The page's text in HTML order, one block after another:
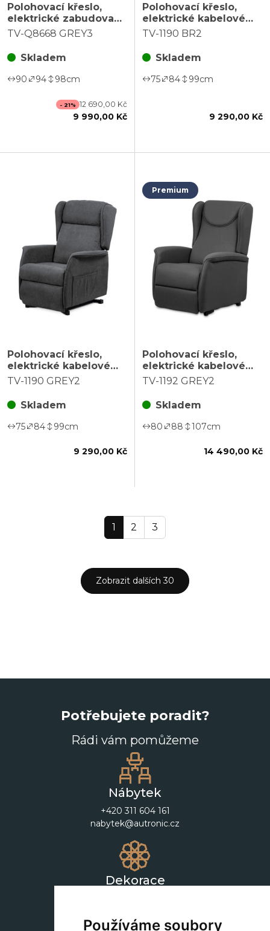
Používáme soubory
Polohovací křeslo,
elektrické zabudované
ovládání, šedá, látka
vintage, TV-Q8668
GREY3
TV-Q8668 GREY3
Skladem
90 94 98cm
- 21% 12 690,00 Kč
9 990,00 Kč
Polohovací křeslo,
elektrické kabelové
ovládání, hnědá, látka,
TV-1190 BR2
Skladem
75 84 99cm
9 290,00 Kč
Polohovací křeslo,
elektrické kabelové
ovládání, šedá, látka,
TV-1190 GREY2
Skladem
75 84 99cm
9 290,00 Kč
Premium
Polohovací křeslo,
elektrické kabelové
ovládání, šedá, látka,
TV-1192 GREY2
Skladem
80 88 107cm
14 490,00 Kč
1 2 3
Zobrazit dalších 30
Potřebujete poradit?
Rádi vám pomůžeme
Nábytek
+420 311 604 161
nabytek@autronic.cz
Dekorace